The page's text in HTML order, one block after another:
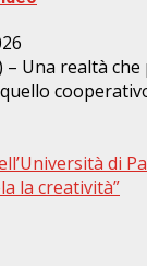
– Una realtà
di
la creatività”